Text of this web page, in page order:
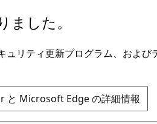
した。
リティ更新プログラム、および
と Microsoft Edge の詳細情報